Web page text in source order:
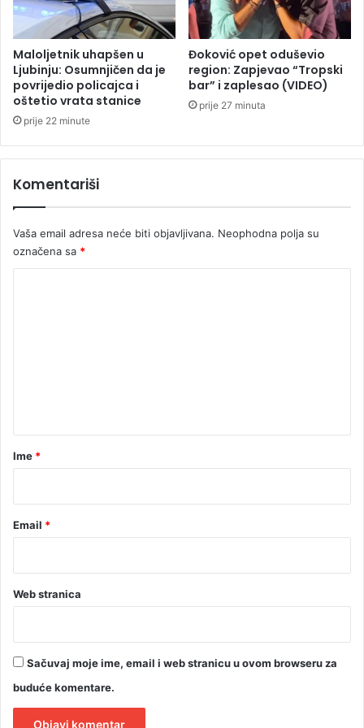
v
a
:
P
o
s
t
s
l
a
k
Maloljetnik uhapšen u
Ljubinju: Osumnjičen da je
povrijedio policajca i
oštetio vrata stanice
prije 22 minute
Đoković opet oduševio
region: Zapjevao “Tropski
bar” i zaplesao (VIDEO)
prije 27 minuta
Komentariši
Vaša email adresa neće biti objavljivana. Neophodna polja su
označena sa *
rIme *
Email *
Web stranica
Sačuvaj moje ime, email i web stranicu u ovom browseru za
buduće komentare.